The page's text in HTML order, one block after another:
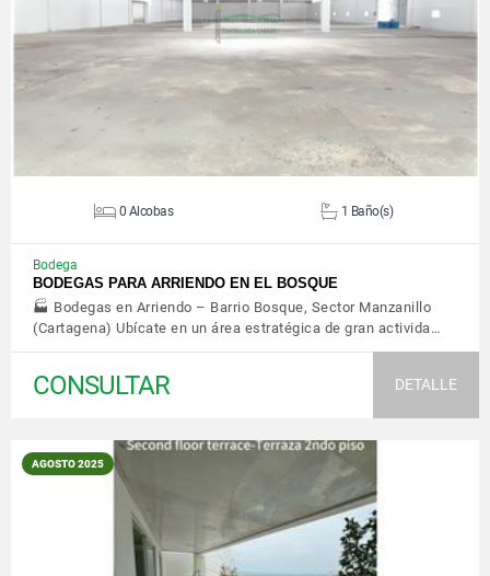
VER DETALLES
0 Alcobas 1 Baño(s)
Bodega
BODEGAS PARA ARRIENDO EN EL BOSQUE
🏭 Bodegas en Arriendo – Barrio Bosque, Sector Manzanillo
(Cartagena) Ubícate en un área estratégica de gran activida…
CONSULTAR DETALLE
AGOSTO 2025